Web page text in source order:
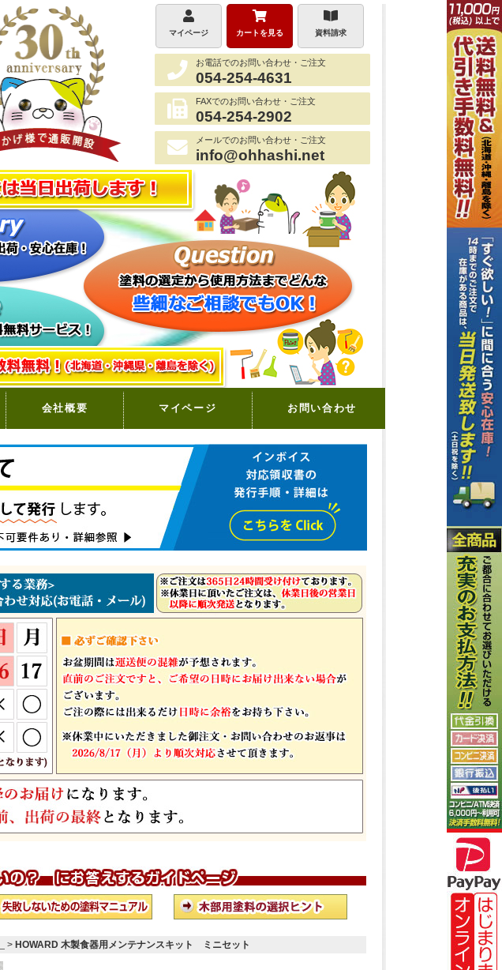
マイページ カートを見る 資料請求
お電話でのお問い合わせ・ご注文
054-254-4631
FAXでのお問い合わせ・ご注文
054-254-2902
メールでのお問い合わせ・ご注文
info@ohhashi.net
会社概要 マイページ お問い合わせ
> HOWARD 木製食器用メンテナンスキット ミニセット